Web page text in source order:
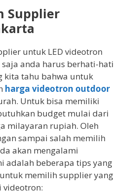
Supplier
untuk LED videotron
anda harus berhati-hati
kita tahu bahwa untuk
harga videotron outdoor
Untuk bisa memiliki
budget mulai dari
milayaran rupiah. Oleh
sampai salah memilih
akan mengalami
adalah beberapa tips yang
memilih supplier yang
videotron: